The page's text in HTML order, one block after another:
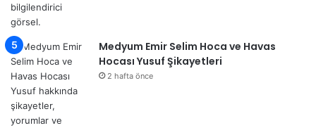
Medyum Emir Selim Hoca ve Havas
Hocası Yusuf Şikayetleri
2 hafta önce